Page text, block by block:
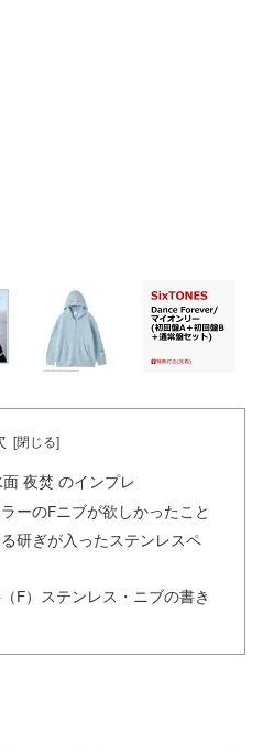
夜焚 のインプレ
ーのFニブが欲しかったこと
研ぎが入ったステンレスペ
F）ステンレス・ニブの書き